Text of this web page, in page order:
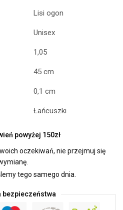
Lisi ogon
Unisex
1,05
45 cm
0,1 cm
Łańcuszki
powyżej 150zł
oczekiwań, nie przejmuj się
tego samego dnia.
bezpieczeństwa